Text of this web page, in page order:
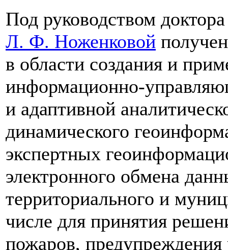
Под руководством
Л. Ф. Ноженковой
в области создания и
информационно-
и адаптивной
динамического
экспертных
электронного обмена
территориального и
числе для принятия
пожаров,